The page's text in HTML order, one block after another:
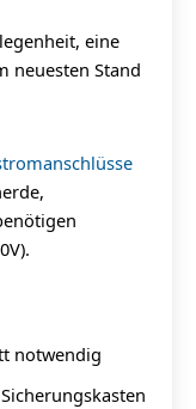
eine
neuesten Stand
notwendig